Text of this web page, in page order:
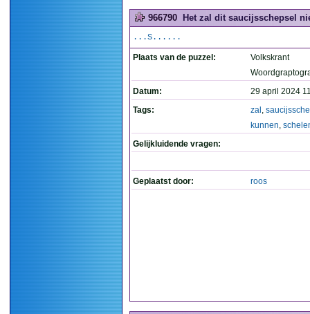
966790 Het zal dit saucijsschepsel
...S......
Plaats van de puzzel:
Volkskrant
Datum:
29 april 2024
Tags:
zal ,
kunnen,
Gelijkluidende vragen:
Geplaatst door: roos